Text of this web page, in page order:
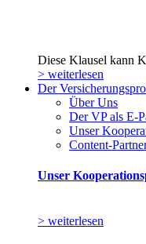
Diese Klausel kann
> weiterlesen
Der
Über Uns
Der VP als E-
Unser
Content-
Unser
> weiterlesen